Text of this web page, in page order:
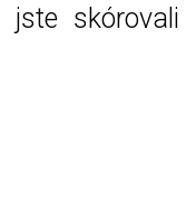
jste skórovali